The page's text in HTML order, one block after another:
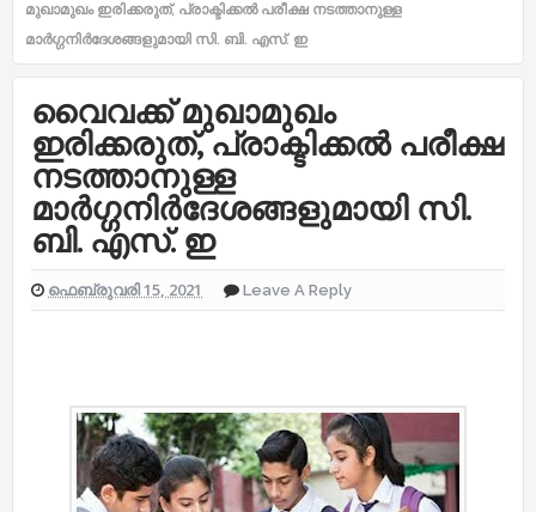
മുഖാമുഖം ഇരിക്കരുത്, പ്രാക്ടിക്കൽ പരീക്ഷ നടത്താനുള്ള
മാർഗ്ഗനിർദേശങ്ങളുമായി സി. ബി. എസ്‌. ഇ
വൈവക്ക് മുഖാമുഖം
ഇരിക്കരുത്, പ്രാക്ടിക്കൽ പരീക്ഷ
നടത്താനുള്ള
മാർഗ്ഗനിർദേശങ്ങളുമായി സി.
ബി. എസ്‌. ഇ
ഫെബ്രുവരി 15, 2021 Leave A Reply